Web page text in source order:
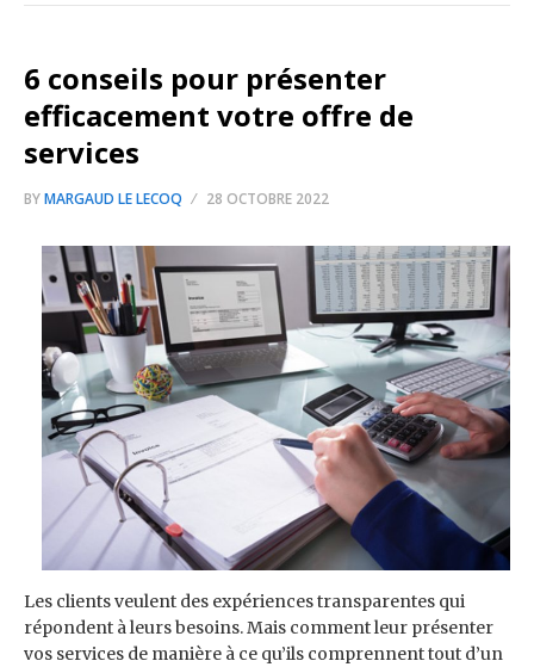
6 conseils pour présenter
efficacement votre offre de
services
BYMARGAUD LE LECOQ 28 OCTOBRE 2022
Les clients veulent des expériences transparentes qui
répondent à leurs besoins. Mais comment leur présenter
vos services de manière à ce qu’ils comprennent tout d’un